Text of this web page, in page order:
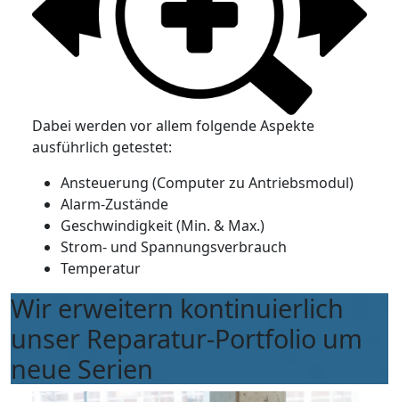
Dabei werden vor allem folgende Aspekte
ausführlich getestet:
Ansteuerung (Computer zu Antriebsmodul)
Alarm-Zustände
Geschwindigkeit (Min. & Max.)
Strom- und Spannungsverbrauch
Temperatur
Wir erweitern kontinuierlich
unser Reparatur-Portfolio um
neue Serien